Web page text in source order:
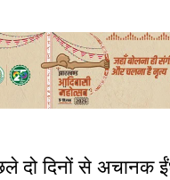
दो दिनों से अचानक